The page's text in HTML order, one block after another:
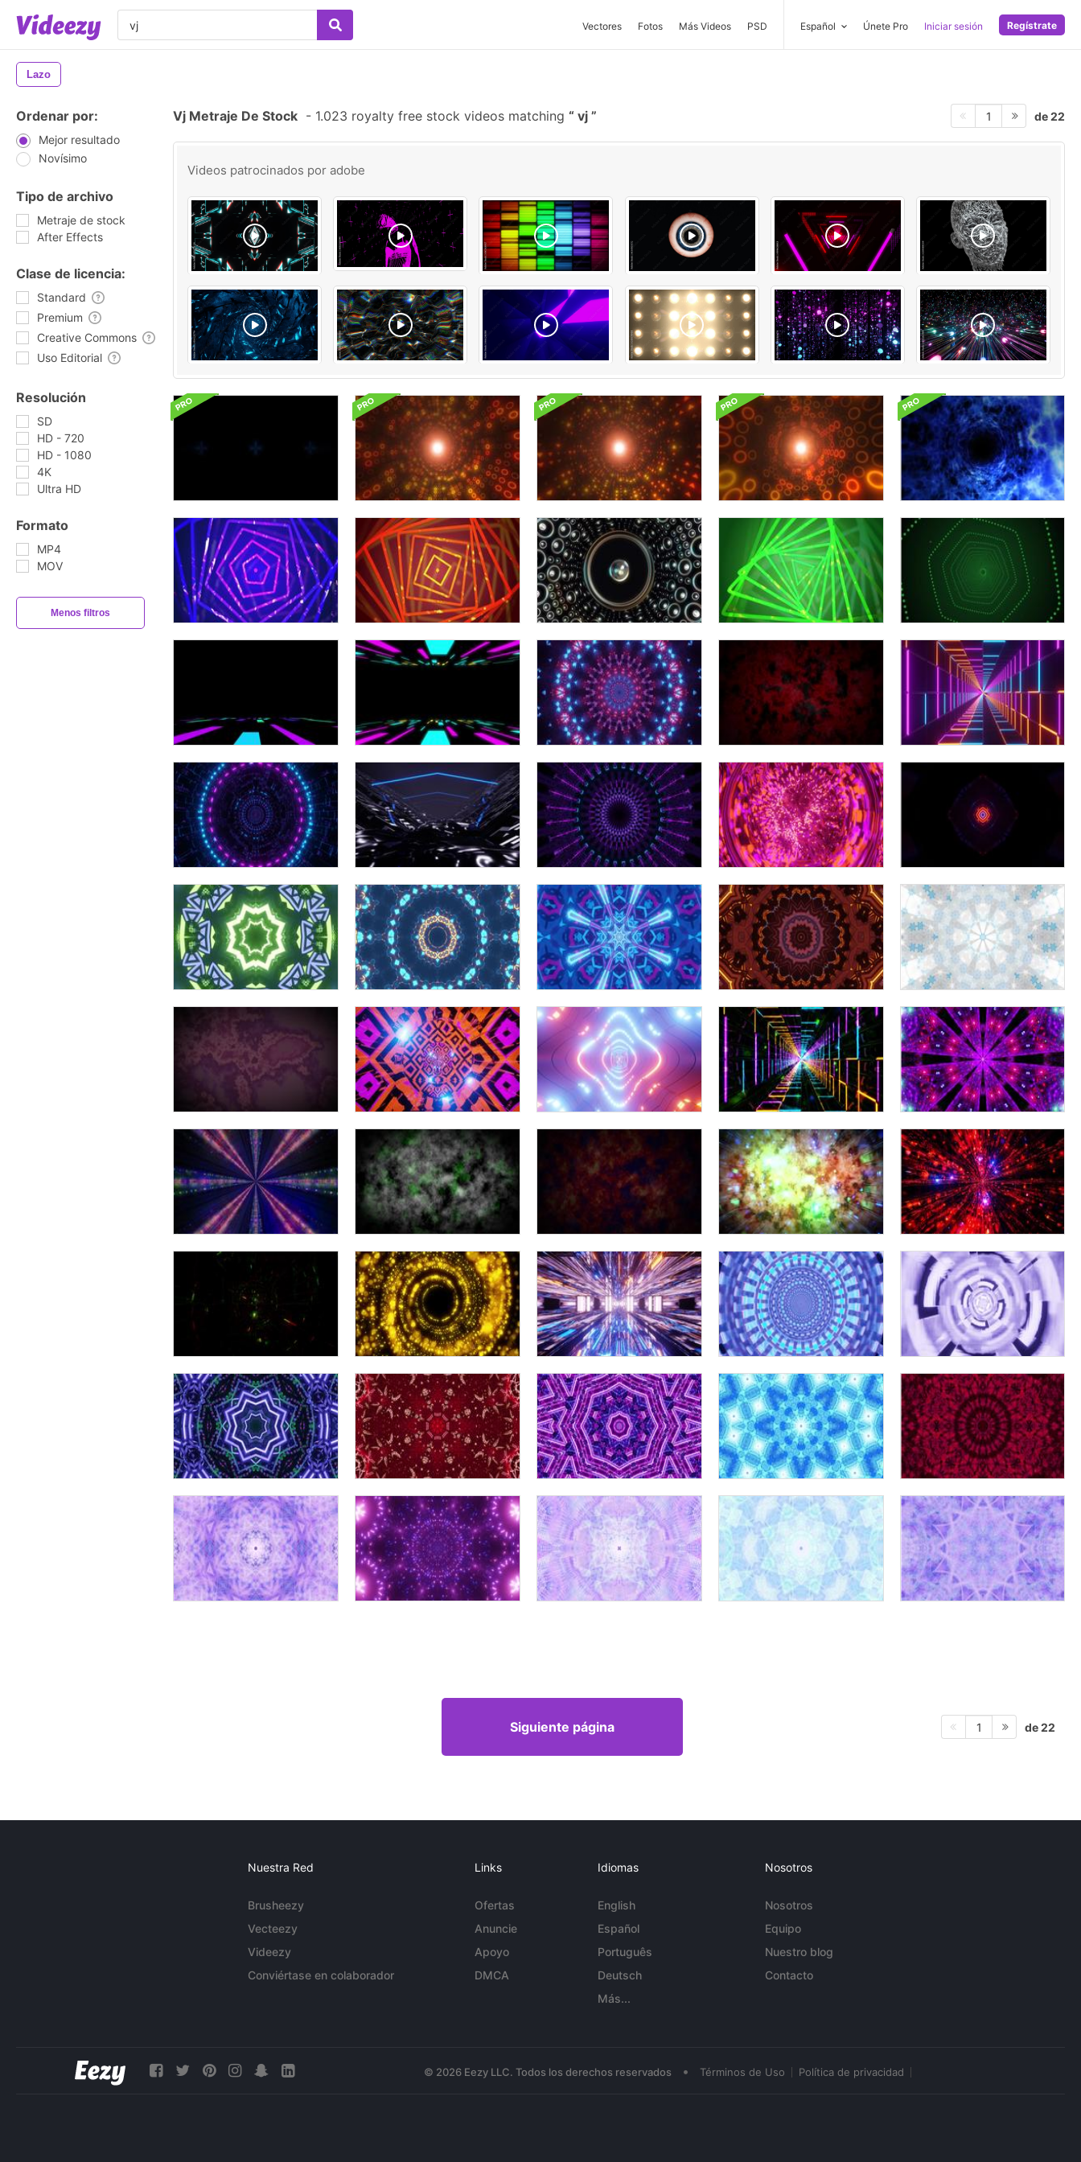
Vectores Fotos Más Videos PSD Español Únete Pro Iniciar sesión Regístrate
Lazo
Ordenar por:
Mejor resultado
Novísimo
Tipo de archivo
Metraje de stock
After Effects
Clase de licencia:
Standard
Premium
Creative Commons
Uso Editorial
Resolución
SD
HD - 720
HD - 1080
4K
Ultra HD
Formato
MP4
MOV
Menos filtros
Vj Metraje De Stock - 1.023 royalty free stock videos matching vj 1 de 22
Videos patrocinados por adobe
Siguiente página 1 de 22
Nuestra Red
Brusheezy
Vecteezy
Videezy
Conviértase en colaborador
Links
Ofertas
Anuncie
Apoyo
DMCA
Idiomas
English
Español
Português
Deutsch
Más...
Nosotros
Nosotros
Equipo
Nuestro blog
Contacto
© 2026 Eezy LLC. Todos los derechos reservados • Términos de Uso Política de privacidad